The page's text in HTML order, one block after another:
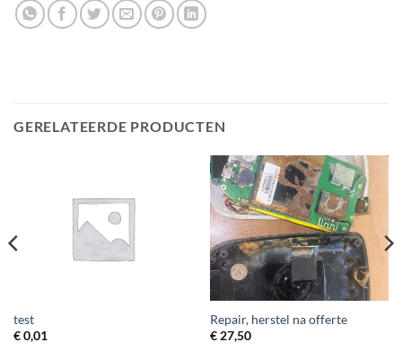
GERELATEERDE PRODUCTEN
test
€0,01
Repair, herstel na offerte
€27,50